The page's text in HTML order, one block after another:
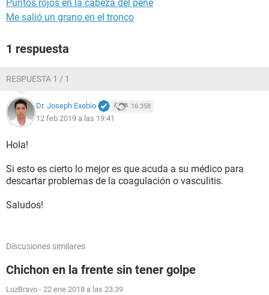
Puntos rojos en la cabeza del pené
Me salió un grano en el tronco
1 respuesta
RESPUESTA 1 / 1
Dr. Joseph Exebio 16.358
12 feb 2019 a las 19:41
Hola!
Si esto es cierto lo mejor es que acuda a su médico para
descartar problemas de la coagulación o vasculitis.
Saludos!
Discusiones similares
Chichon en la frente sin tener golpe
LuzBravo - 22 ene 2018 a las 23:39